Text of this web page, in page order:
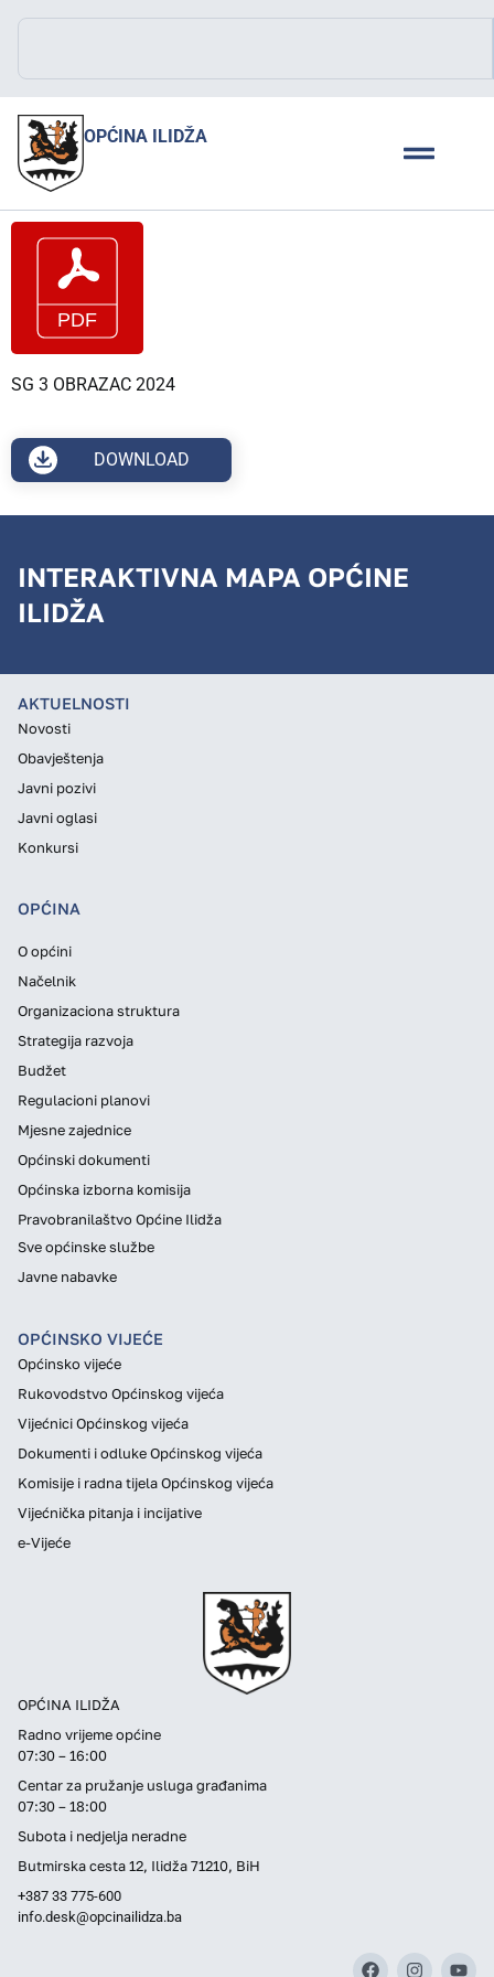
OPĆINA ILIDŽA
SG 3 OBRAZAC 2024
DOWNLOAD
INTERAKTIVNA MAPA OPĆINE
ILIDŽA
OPĆINA ILIDŽA
Radno vrijeme općine
07:30 – 16:00
Centar za pružanje usluga građanima
07:30 – 18:00
Subota i nedjelja neradne
Butmirska cesta 12, Ilidža 71210, BiH
+387 33 775-600
info.desk@opcinailidza.ba
AKTUELNOSTI
Novosti
Obavještenja
Javni pozivi
Javni oglasi
Konkursi
OPĆINA
O općini
Načelnik
Organizaciona struktura
Strategija razvoja
Budžet
Regulacioni planovi
Mjesne zajednice
Općinski dokumenti
Općinska izborna komisija
Pravobranilaštvo Općine Ilidža
Sve općinske službe
Javne nabavke
OPĆINSKO VIJEĆE
Općinsko vijeće
Rukovodstvo Općinskog vijeća
Vijećnici Općinskog vijeća
Dokumenti i odluke Općinskog vijeća
Komisije i radna tijela Općinskog vijeća
Vijećnička pitanja i incijative
e-Vijeće